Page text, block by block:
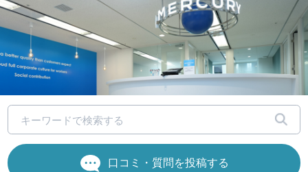
口コミ・質問を投稿する